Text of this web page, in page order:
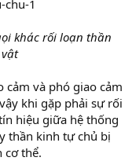
khác rối loạn thần
cảm và phó giao cảm
khi gặp phải sự rối
hiệu giữa hệ thống
thần kinh tự chủ bị
cơ thể.